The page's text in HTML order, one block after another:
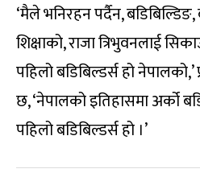
‘मैले भनिरहन पर्दैन,
शिक्षाको, राजा त्रिभुवनलाई
पहिलो बडिबिल्डर्स हो
छ, ‘नेपालको इतिहासमा अर्को
पहिलो बडिबिल्डर्स हो ।’